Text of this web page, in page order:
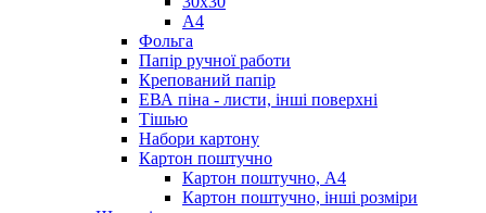
А4
Фольга
Папір ручної работи
Крепований папір
ЕВА піна - листи, інші поверхні
Тішью
Набори картону
Картон поштучно
Картон поштучно, А4
Картон поштучно, інші розміри